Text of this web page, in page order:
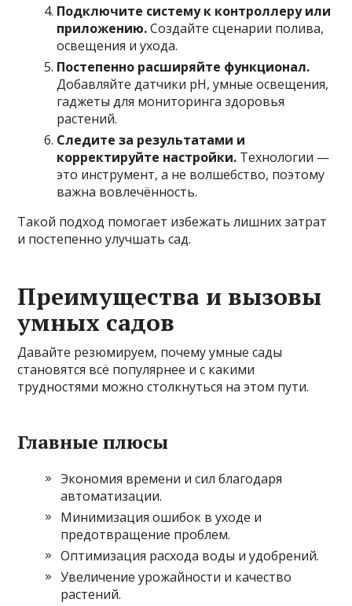
Подключите систему к контроллеру или
приложению.Создайте сценарии полива,
освещения и ухода.
Постепенно расширяйте функционал.
Добавляйте датчики pH, умные освещения,
гаджеты для мониторинга здоровья
растений.
Следите за результатами и
корректируйте настройки. Технологии —
это инструмент, а не волшебство, поэтому
важна вовлечённость.
Такой подход помогает избежать лишних затрат
и постепенно улучшать сад.
Преимущества и вызовы
умных садов
Давайте резюмируем, почему умные сады
становятся всё популярнее и с какими
трудностями можно столкнуться на этом пути.
Главные плюсы
Экономия времени и сил благодаря
автоматизации.
Минимизация ошибок в уходе и
предотвращение проблем.
Оптимизация расхода воды и удобрений.
Увеличение урожайности и качество
растений.